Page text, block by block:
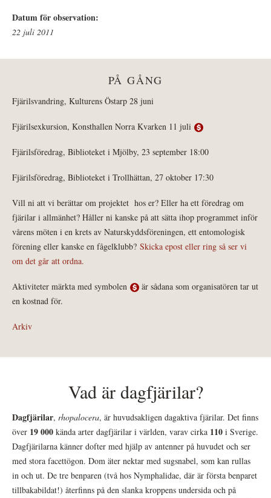
Datum för observation:
22 juli 2011
PÅ GÅNG
Fjärilsvandring, Kulturens Östarp 28 juni
Fjärilsexkursion, Konsthallen Norra Kvarken 11 juli
Fjärilsföredrag, Biblioteket i Mjölby, 23 september 18:00
Fjärilsföredrag, Biblioteket i Trollhättan, 27 oktober 17:30
Vill ni att vi berättar om projektet hos er? Eller ha ett föredrag om
fjärilar i allmänhet? Håller ni kanske på att sätta ihop programmet inför
vårens möten i en krets av Naturskyddsföreningen, ett entomologisk
förening eller kanske en fågelklubb? Skicka epost eller ring så ser vi
om det går att ordna.
Aktiviteter märkta med symbolen
är sådana som organisatören tar ut
en kostnad för.
Arkiv
Vad är dagfjärilar?
Dagfjärilar, rhopalocera, är huvudsakligen dagaktiva fjärilar. Det finns
över 19 000 kända arter dagfjärilar i världen, varav cirka 110 i Sverige.
Dagfjärilarna känner dofter med hjälp av antenner på huvudet och ser
med stora facettögon. Dom äter nektar med sugsnabel, som kan rullas
in och ut. De tre benparen (två hos Nymphalidae, där är första benparet
tillbakabildat!) återfinns på den slanka kroppens undersida och på